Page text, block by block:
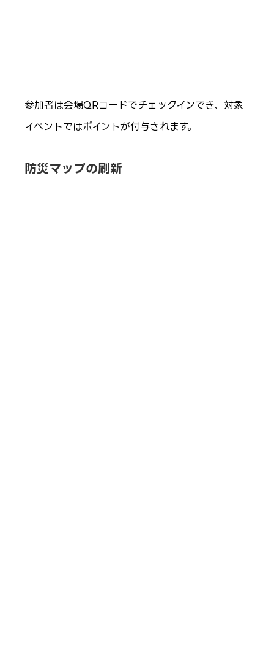
参加者は会場QRコードでチェックインでき、対象
イベントではポイントが付与されます。
防災マップの刷新